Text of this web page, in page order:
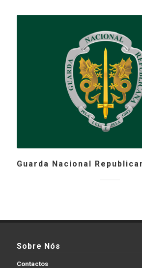
Guarda Nacional
Sobre Nós
Contactos